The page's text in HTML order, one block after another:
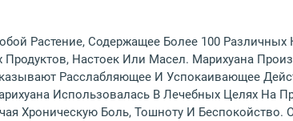
Растение, Содержащее Более 100
Настоек Или Масел. Марихуана
Расслабляющее И Успокаивающее
Использовалась В Лечебных Целях На
Хроническую Боль, Тошноту И Беспокойство.